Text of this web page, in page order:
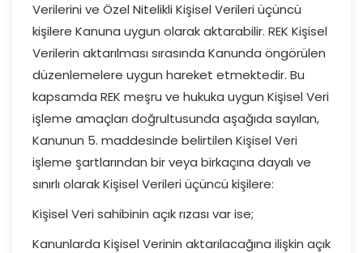
Verilerini ve Özel Nitelikli Kişisel Verileri üçüncü
kişilere Kanuna uygun olarak aktarabilir. REK Kişisel
Verilerin aktarılması sırasında Kanunda öngörülen
düzenlemelere uygun hareket etmektedir. Bu
kapsamda REK meşru ve hukuka uygun Kişisel Veri
işleme amaçları doğrultusunda aşağıda sayılan,
Kanunun 5. maddesinde belirtilen Kişisel Veri
işleme şartlarından bir veya birkaçına dayalı ve
sınırlı olarak Kişisel Verileri üçüncü kişilere:
Kişisel Veri sahibinin açık rızası var ise;
Kanunlarda Kişisel Verinin aktarılacağına ilişkin açık